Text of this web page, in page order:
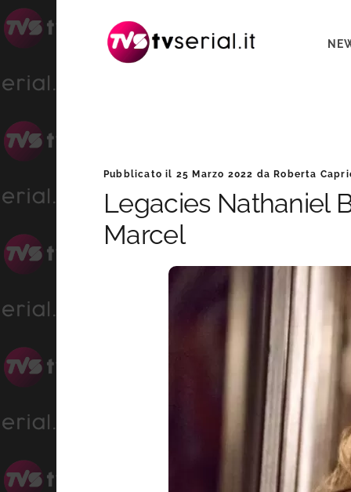
navigazione
contenuto
Caprioli
Pubblicato il 25 Marzo 2022 da Roberta
Legacies Nathaniel
Marcel
Barra
laterale
primaria